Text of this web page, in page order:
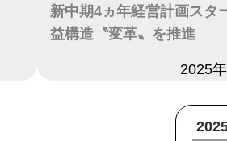
新中期4ヵ年経営計画スタ
益構造〝変革〟を推進
2025